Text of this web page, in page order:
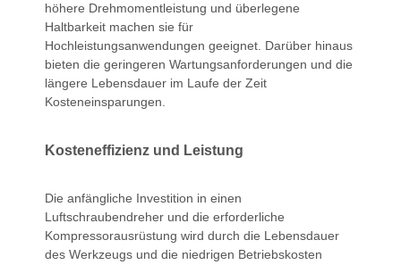
höhere Drehmomentleistung und überlegene
Haltbarkeit machen sie für
Hochleistungsanwendungen geeignet. Darüber hinaus
bieten die geringeren Wartungsanforderungen und die
längere Lebensdauer im Laufe der Zeit
Kosteneinsparungen.
Kosteneffizienz und Leistung
Die anfängliche Investition in einen
Luftschraubendreher und die erforderliche
Kompressorausrüstung wird durch die Lebensdauer
des Werkzeugs und die niedrigen Betriebskosten